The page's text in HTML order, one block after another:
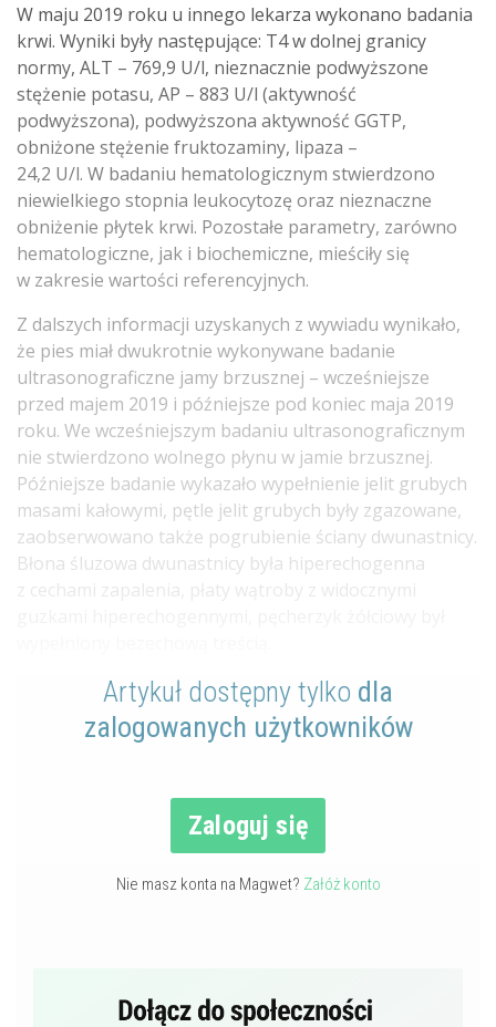
W maju 2019 roku u innego lekarza wykonano badania
krwi. Wyniki były następujące: T4 w dolnej granicy
normy, ALT – 769,9 U/l, nieznacznie podwyższone
stężenie potasu, AP – 883 U/l (aktywność
podwyższona), podwyższona aktywność GGTP,
obniżone stężenie fruktozaminy, lipaza –
24,2 U/l. W badaniu hematologicznym stwierdzono
niewielkiego stopnia leukocytozę oraz nieznaczne
obniżenie płytek krwi. Pozostałe parametry, zarówno
hematologiczne, jak i biochemiczne, mieściły się
w zakresie wartości referencyjnych.
Z dalszych informacji uzyskanych z wywiadu wynikało,
że pies miał dwukrotnie wykonywane badanie
ultrasonograficzne jamy brzusznej – wcześniejsze
przed majem 2019 i późniejsze pod koniec maja 2019
roku. We wcześniejszym badaniu ultrasonograficznym
nie stwierdzono wolnego płynu w jamie brzusznej.
Późniejsze badanie wykazało wypełnienie jelit grubych
masami kałowymi, pętle jelit grubych były zgazowane,
zaobserwowano także pogrubienie ściany dwunastnicy.
Błona śluzowa dwunastnicy była hiperechogenna
z cechami zapalenia, płaty wątroby z widocznymi
Artykuł dostępny tylko dla
zalogowanych użytkowników
Zaloguj się
Nie masz konta na Magwet? Załóż konto